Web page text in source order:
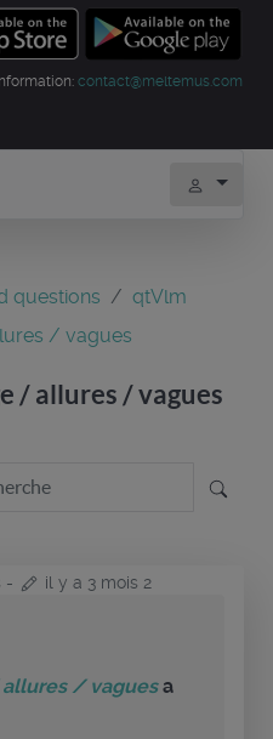
contact@meltemus.com
questions
qtVlm
/ vagues
/ allures / vagues
-
il y a 3 mois 2
/ vaguesa